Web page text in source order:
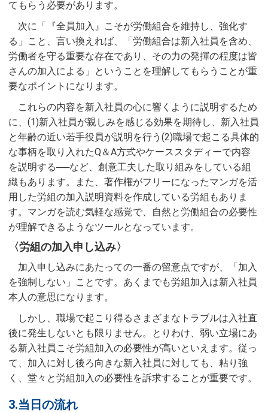
てもらう必要があります。
次に「『全員加入』こそが労働組合を維持し、強化す
る」こと、言い換えれば、「労働組合は新入社員を含め、
労働者を守る重要な存在であり、その力の発揮の程度は皆
さんの加入による」ということを理解してもらうことが重
要なポイントになります。
これらの内容を新入社員の心に響くように説明するため
に、(1)新入社員が親しみを感じる効果を期待し、新入社員
と年齢の近い若手役員が説明を行う(2)職場で起こる具体的
な事柄を取り入れたQ＆A方式やケーススタディーで内容
を説明する──など、創意工夫した取り組みをしている組
織もあります。また、著作権がフリーになったマンガを活
用した労組の加入説明資料を作成している労組もありま
す。マンガを読む気軽な感覚で、自然と労働組合の必要性
が理解できるようなツールとなっています。
〈労組の加入申し込み〉
加入申し込みにあたっての一番の留意点ですが、「加入
を強制しない」ことです。あくまでも労組加入は新入社員
本人の意思になります。
しかし、職場で起こり得るさまざまなトラブルは入社直
後に発生しないとも限りません。とりわけ、弱い立場にあ
る新入社員こそ労組加入の必要性が高いといえます。従っ
て、加入に対し後ろ向きな新入社員に対しても、粘り強
く、堂々と労組加入の必要性を訴求することが重要です。
3.当日の流れ